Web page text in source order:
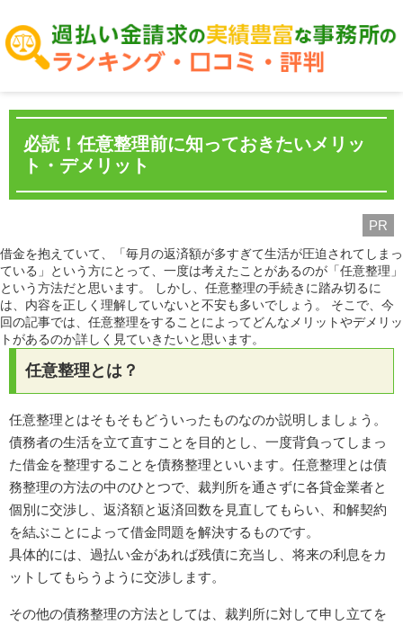
必読！任意整理前に知っておきたいメリッ
ト・デメリット
PR
借金を抱えていて、「毎月の返済額が多すぎて生活が圧迫されてしまっ
ている」という方にとって、一度は考えたことがあるのが「任意整理」
という方法だと思います。 しかし、任意整理の手続きに踏み切るに
は、内容を正しく理解していないと不安も多いでしょう。 そこで、今
回の記事では、任意整理をすることによってどんなメリットやデメリッ
トがあるのか詳しく見ていきたいと思います。
任意整理とは？
任意整理とはそもそもどういったものなのか説明しましょう。
債務者の生活を立て直すことを目的とし、一度背負ってしまっ
た借金を整理することを債務整理といいます。任意整理とは債
務整理の方法の中のひとつで、裁判所を通さずに各貸金業者と
個別に交渉し、返済額と返済回数を見直してもらい、和解契約
を結ぶことによって借金問題を解決するものです。
具体的には、過払い金があれば残債に充当し、将来の利息をカ
ットしてもらうように交渉します。
その他の債務整理の方法としては、裁判所に対して申し立てを